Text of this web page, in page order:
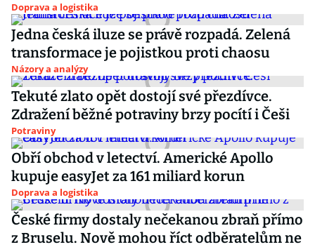
Doprava a logistika
Jedna česká iluze se právě rozpadá. Zelená
transformace je pojistkou proti chaosu
Názory a analýzy
Tekuté zlato opět dostojí své přezdívce.
Zdražení běžné potraviny brzy pocítí i Češi
Potraviny
Obří obchod v letectví. Americké Apollo
kupuje easyJet za 161 miliard korun
Doprava a logistika
České firmy dostaly nečekanou zbraň přímo
z Bruselu. Nově mohou říct odběratelům ne